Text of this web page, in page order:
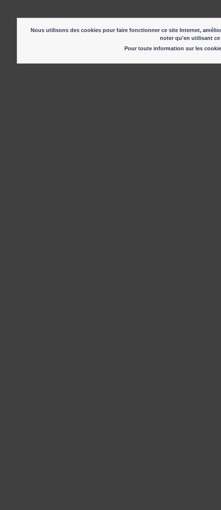
Nous utilisons des cookies pour faire fonctionner ce site Internet,
noter qu'en utilisant
Pour toute information sur les